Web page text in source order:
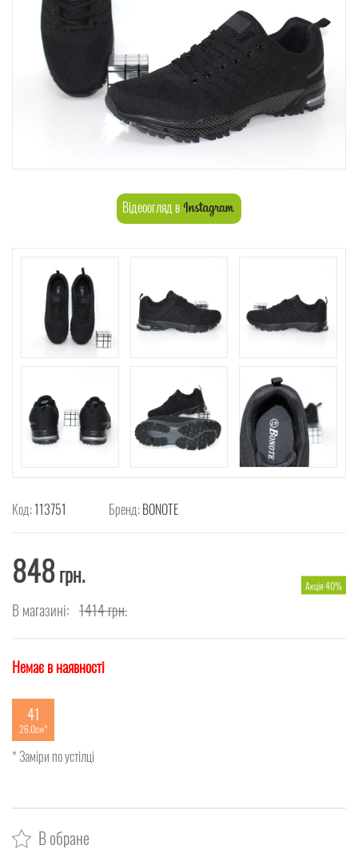
Відеоогляд в
Код:113751 Бренд:BONOTE
848грн.
В магазині: 1414грн.
Акція 40%
Немає в наявності
41
26.0см
* Заміри по устілці
В обране